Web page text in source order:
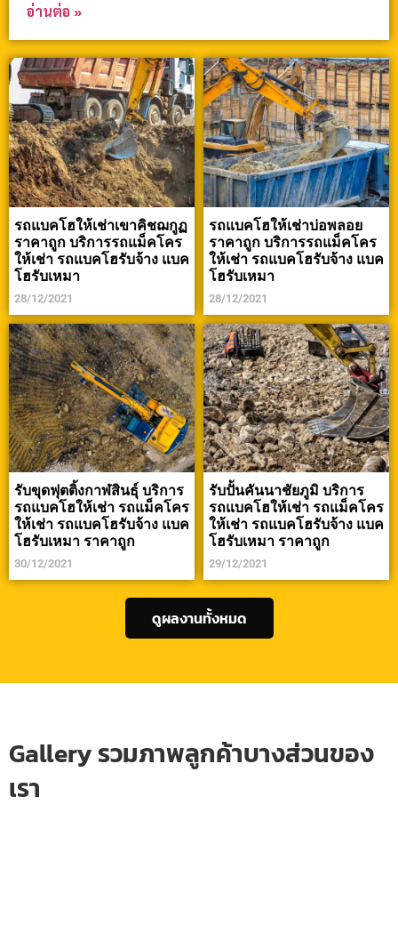
อ่านต่อ »
รถแบคโฮให้เช่าเขาคิชฌกูฏ
ราคาถูก บริการรถแม็คโคร
ให้เช่า รถแบคโฮรับจ้าง แบค
โฮรับเหมา
28/12/2021
รถแบคโฮให้เช่าบ่อพลอย
ราคาถูก บริการรถแม็คโคร
ให้เช่า รถแบคโฮรับจ้าง แบค
โฮรับเหมา
28/12/2021
รับขุดฟุตติ้งกาฬสินธุ์ บริการ
รถแบคโฮให้เช่า รถแม็คโคร
ให้เช่า รถแบคโฮรับจ้าง แบค
โฮรับเหมา ราคาถูก
30/12/2021
รับปั้นคันนาชัยภูมิ บริการ
รถแบคโฮให้เช่า รถแม็คโคร
ให้เช่า รถแบคโฮรับจ้าง แบค
โฮรับเหมา ราคาถูก
29/12/2021
ดูผลงานทั้งหมด
Gallery รวมภาพลูกค้าบางส่วนของ
เรา